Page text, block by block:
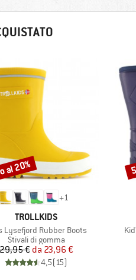
+1
MARCHIO
TROLLKIDS
Lysefjord Rubber Boots
Gruppo di prodotti
Stivali di gomma
Prezzo
€ Prezzo ridotto
da 23,96 €
4,5(15)
al 20%